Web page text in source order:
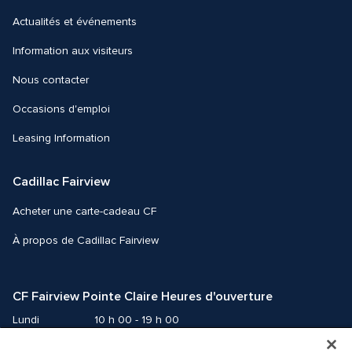
Actualités et événements
Information aux visiteurs
Nous contacter
Occasions d'emploi
Leasing Information
Cadillac Fairview
Acheter une carte-cadeau CF
À propos de Cadillac Fairview
CF Fairview Pointe Claire Heures d'ouverture
Lundi
10 h 00 - 19 h 00